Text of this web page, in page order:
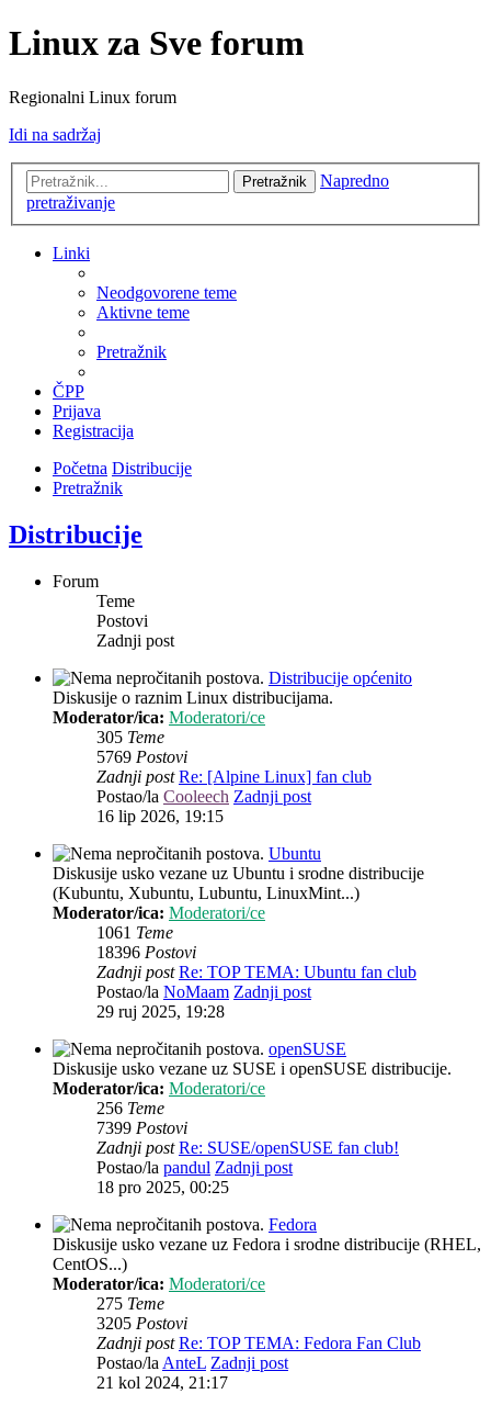
Linux za Sve forum
Regionalni Linux forum
Idi na sadržaj
Pretražnik
Napredno
pretraživanje
Linki
Neodgovorene teme
Aktivne teme
Pretražnik
ČPP
Prijava
Registracija
Početna Distribucije
Pretražnik
Distribucije
Forum
Teme
Postovi
Zadnji post
Distribucije općenito
Diskusije o raznim Linux distribucijama.
Moderator/ica: Moderatori/ce
305 Teme
5769 Postovi
Zadnji post Re: [Alpine Linux] fan club
Postao/la Cooleech Zadnji post
16 lip 2026, 19:15
Ubuntu
Diskusije usko vezane uz Ubuntu i srodne distribucije
(Kubuntu, Xubuntu, Lubuntu, LinuxMint...)
Moderator/ica: Moderatori/ce
1061 Teme
18396 Postovi
Zadnji post Re: TOP TEMA: Ubuntu fan club
Postao/la NoMaam Zadnji post
29 ruj 2025, 19:28
openSUSE
Diskusije usko vezane uz SUSE i openSUSE distribucije.
Moderator/ica: Moderatori/ce
256 Teme
7399 Postovi
Zadnji post Re: SUSE/openSUSE fan club!
Postao/la pandul Zadnji post
18 pro 2025, 00:25
Fedora
Diskusije usko vezane uz Fedora i srodne distribucije (RHEL,
CentOS...)
Moderator/ica: Moderatori/ce
275 Teme
3205 Postovi
Zadnji post Re: TOP TEMA: Fedora Fan Club
Postao/la AnteL Zadnji post
21 kol 2024, 21:17